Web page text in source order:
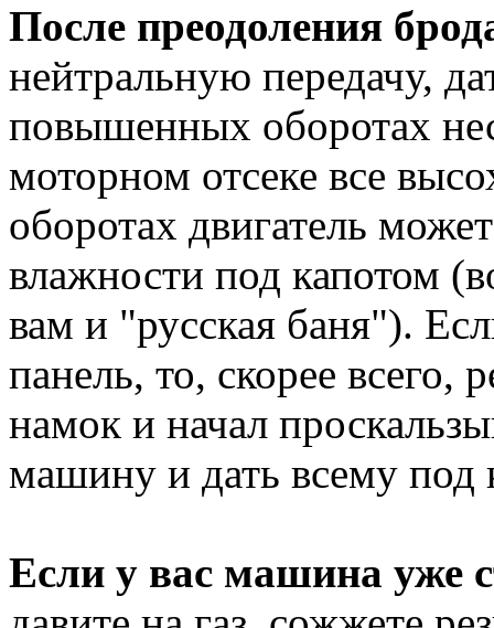
После преодоления
нейтральную передачу,
повышенных оборотах
моторном отсеке все
оборотах двигатель
влажности под капотом
вам и "русская баня").
панель, то, скорее всего,
намок и начал
машину и дать всему под
Если у вас машина уже